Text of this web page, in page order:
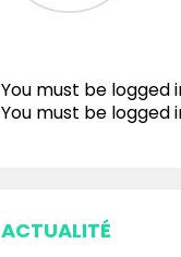
You must be
You must be logged
ACTUALITÉ